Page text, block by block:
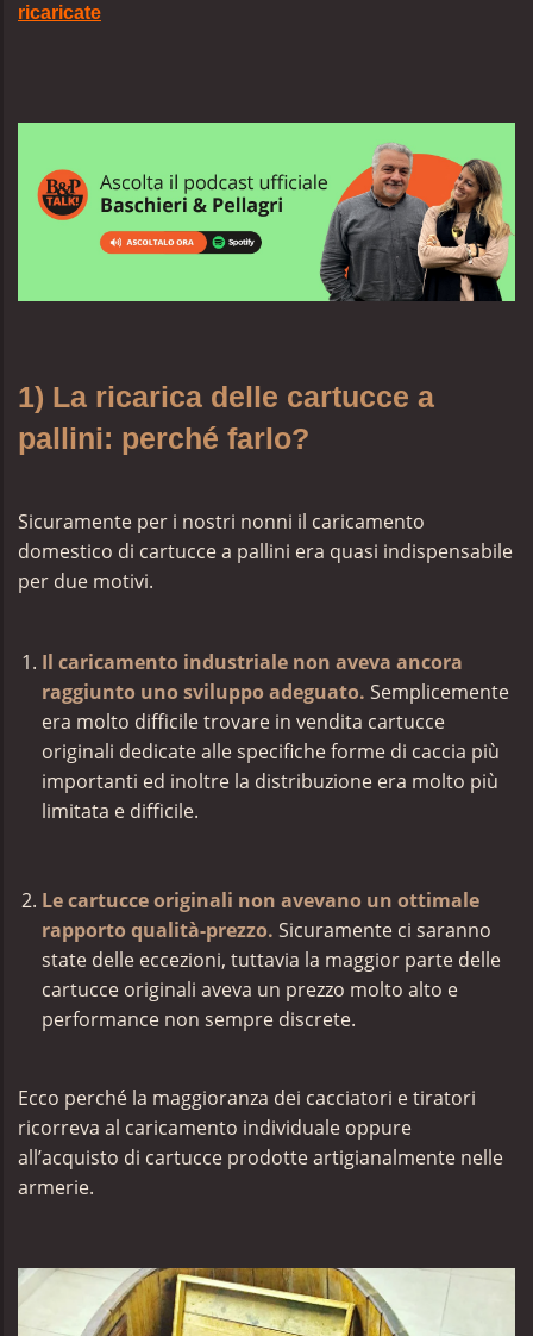
ricaricate
1) La ricarica delle cartucce a
pallini: perché farlo?
Sicuramente per i nostri nonni il caricamento
domestico di cartucce a pallini era quasi indispensabile
per due motivi.
Il caricamento industriale non aveva ancora
raggiunto uno sviluppo adeguato. Semplicemente
era molto difficile trovare in vendita cartucce
originali dedicate alle specifiche forme di caccia più
importanti ed inoltre la distribuzione era molto più
limitata e difficile.
Le cartucce originali non avevano un ottimale
rapporto qualità-prezzo. Sicuramente ci saranno
state delle eccezioni, tuttavia la maggior parte delle
cartucce originali aveva un prezzo molto alto e
performance non sempre discrete.
Ecco perché la maggioranza dei cacciatori e tiratori
ricorreva al caricamento individuale oppure
all’acquisto di cartucce prodotte artigianalmente nelle
armerie.